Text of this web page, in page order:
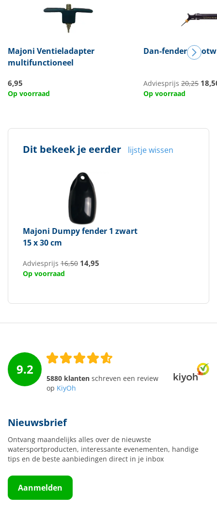
Majoni Ventieladapter
multifunctioneel
6,95
Op voorraad
Dan-fender
Adviesprijs 20,25
Op voorraad
Dit bekeek je eerder lijstje wissen
Majoni Dumpy fender 1 zwart
15 x 30 cm
Adviesprijs 16,50 14,95
Op voorraad
9.2
5880 klanten schreven een review
op KiyOh
Nieuwsbrief
Ontvang maandelijks alles over de nieuwste
watersportproducten, interessante evenementen, handige
tips en de beste aanbiedingen direct in je inbox
Aanmelden